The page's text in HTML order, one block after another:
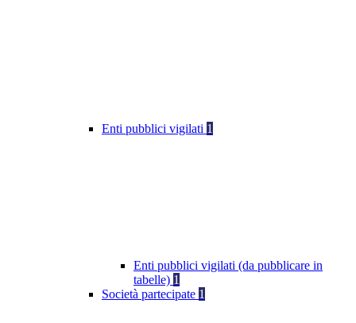
Enti pubblici vigilati 1
Enti pubblici vigilati (da pubblicare in
tabelle) 1
Società partecipate 1